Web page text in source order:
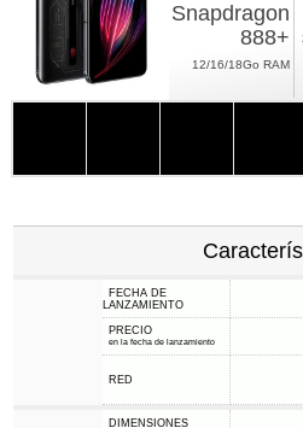
Snapdragon
888+
12/16/18Go RAM
FECHA DE
LANZAMIENTO
PRECIO
en la fecha de lanzamiento
RED
DIMENSIONES